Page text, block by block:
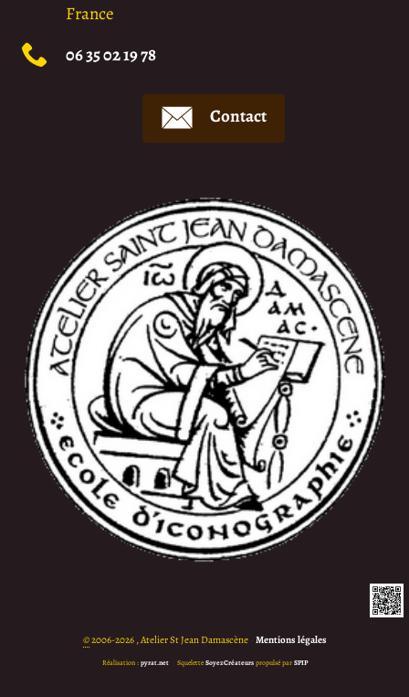
France
06 35 02 19 78
Contact
©2006-2026 , Atelier St Jean Damascène • Mentions légales
Réalisation :pyrat.net • SqueletteSoyezCréateurspropulsé parSPIP